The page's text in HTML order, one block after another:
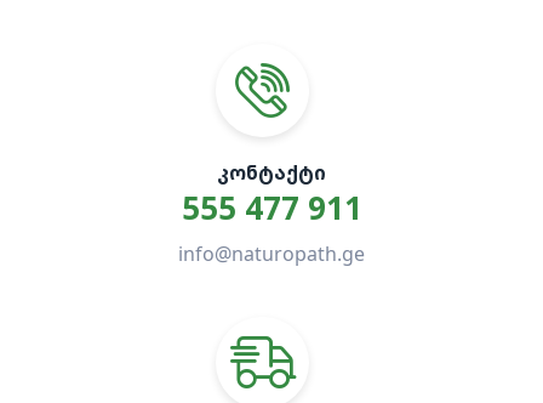
ᲙᲝᲜᲢᲐᲥᲢᲘ
555 477 911
info@naturopath.ge